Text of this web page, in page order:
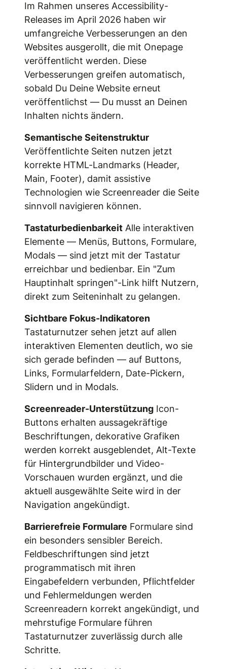
Im Rahmen unseres Accessibility-
Releases im April 2026 haben wir
umfangreiche Verbesserungen an den
Websites ausgerollt, die mit Onepage
veröffentlicht werden. Diese
Verbesserungen greifen automatisch,
sobald Du Deine Website erneut
veröffentlichst — Du musst an Deinen
Inhalten nichts ändern.
Semantische Seitenstruktur
Veröffentlichte Seiten nutzen jetzt
korrekte HTML-Landmarks (Header,
Main, Footer), damit assistive
Technologien wie Screenreader die Seite
sinnvoll navigieren können.
Tastaturbedienbarkeit Alle interaktiven
Elemente — Menüs, Buttons, Formulare,
Modals — sind jetzt mit der Tastatur
erreichbar und bedienbar. Ein "Zum
Hauptinhalt springen"-Link hilft Nutzern,
direkt zum Seiteninhalt zu gelangen.
Sichtbare Fokus-Indikatoren
Tastaturnutzer sehen jetzt auf allen
interaktiven Elementen deutlich, wo sie
sich gerade befinden — auf Buttons,
Links, Formularfeldern, Date-Pickern,
Slidern und in Modals.
Screenreader-Unterstützung Icon-
Buttons erhalten aussagekräftige
Beschriftungen, dekorative Grafiken
werden korrekt ausgeblendet, Alt-Texte
für Hintergrundbilder und Video-
Vorschauen wurden ergänzt, und die
aktuell ausgewählte Seite wird in der
Navigation angekündigt.
Barrierefreie Formulare Formulare sind
ein besonders sensibler Bereich.
Feldbeschriftungen sind jetzt
programmatisch mit ihren
Eingabefeldern verbunden, Pflichtfelder
und Fehlermeldungen werden
Screenreadern korrekt angekündigt, und
mehrstufige Formulare führen
Tastaturnutzer zuverlässig durch alle
Schritte.